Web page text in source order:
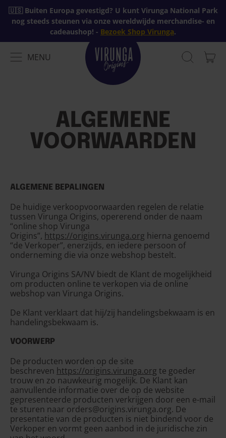
🇺🇸 Buiten Europa gevestigd? U kunt Virunga National Park
nog steeds steunen via onze wereldwijde merchandise- en
cadeaushop! - Bezoek Shop Virunga.
MENU
MENU
ZOEK
ALGEMENE
VOORWAARDEN
ALGEMENE BEPALINGEN
De huidige verkoopvoorwaarden regelen de relatie
tussen Virunga Origins, opererend onder de naam
“online shop Virunga
Origins”, https://origins.virunga.org hierna genoemd
“de Verkoper”, enerzijds, en iedere persoon of
onderneming die via onze webshop bestelt.
Virunga Origins SA/NV biedt de Klant de mogelijkheid
om producten online te verkopen via de online
webshop van Virunga Origins.
De Klant verklaart dat hij/zij handelingsbekwaam is en
handelingsbekwaam is.
VOORWERP
De producten worden op de site
beschreven https://origins.virunga.org te goeder
trouw en zo nauwkeurig mogelijk. De Klant kan
aanvullende informatie over de op de website
gepresenteerde producten verkrijgen door een e-mail
te sturen naar orders@origins.virunga.org. De
presentatie van de producten is niet bindend voor de
Verkoper en vormt geen aanbod in de juridische zin